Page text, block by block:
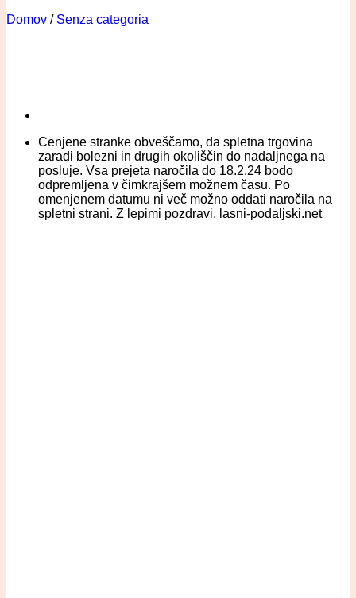
Domov / Senza categoria
Cenjene stranke obveščamo, da spletna trgovina
zaradi bolezni in drugih okoliščin do nadaljnega na
posluje. Vsa prejeta naročila do 18.2.24 bodo
odpremljena v čimkrajšem možnem času. Po
omenjenem datumu ni več možno oddati naročila na
spletni strani. Z lepimi pozdravi, lasni-podaljski.net